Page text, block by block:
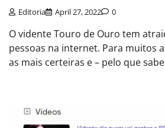
Editoria April 27, 2022 0
O vidente Touro de Ouro tem
pessoas na internet. Para muitos
as mais certeiras e – pelo que